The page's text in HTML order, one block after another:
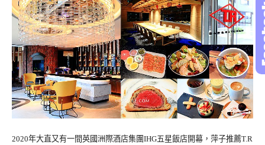
2020年大直又有一間英國洲際酒店集團IHG五星飯店開幕，萍子推薦T.R